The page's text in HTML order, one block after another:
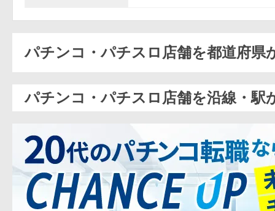
パチンコ・パチスロ店舗を都道府県
パチンコ・パチスロ店舗を沿線・駅